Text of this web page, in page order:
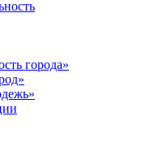
города»